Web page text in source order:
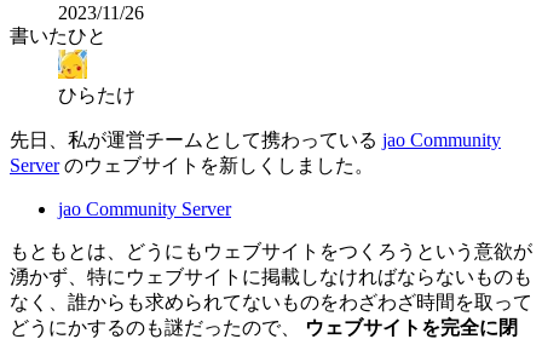
2023/11/26
書いたひと
ひらたけ
先日、私が運営チームとして携わっている jao Community
Serverのウェブサイトを新しくしました。
jao Community Server
もともとは、どうにもウェブサイトをつくろうという意欲が
湧かず、特にウェブサイトに掲載しなければならないものも
なく、誰からも求められてないものをわざわざ時間を取って
どうにかするのも謎だったので、
ウェブサイトを完全に閉